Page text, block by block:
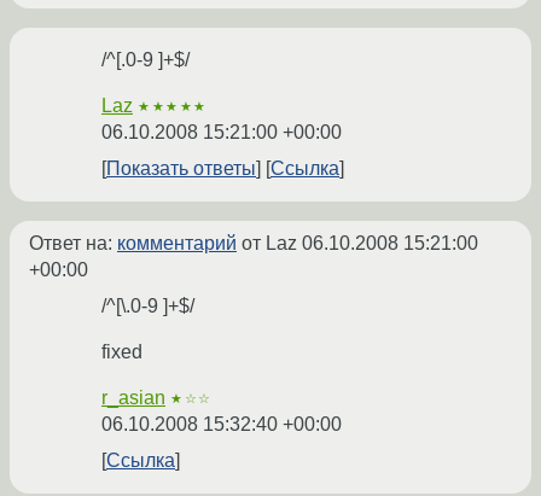
/^[.0-9 ]+$/
Laz ★★★★★
06.10.2008 15:21:00 +00:00
Показать ответы
Ссылка
Ответ на: комментарий от Laz 06.10.2008 15:21:00
+00:00
/^[\.0-9 ]+$/
fixed
r_asian ★☆☆
06.10.2008 15:32:40 +00:00
Ссылка